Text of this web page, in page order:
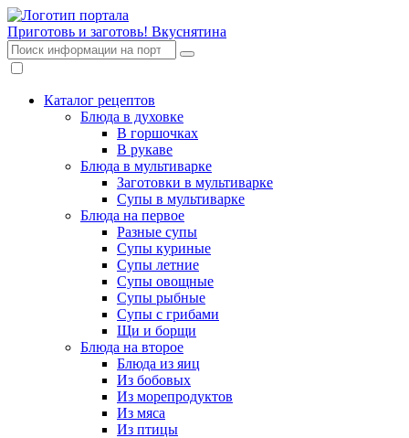
Приготовь и заготовь! Вкуснятина
Каталог рецептов
Блюда в духовке
В горшочках
В рукаве
Блюда в мультиварке
Заготовки в мультиварке
Супы в мультиварке
Блюда на первое
Разные супы
Супы куриные
Супы летние
Супы овощные
Супы рыбные
Супы с грибами
Щи и борщи
Блюда на второе
Блюда из яиц
Из бобовых
Из морепродуктов
Из мяса
Из птицы